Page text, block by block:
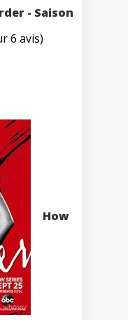
- Saison
6 avis)
How